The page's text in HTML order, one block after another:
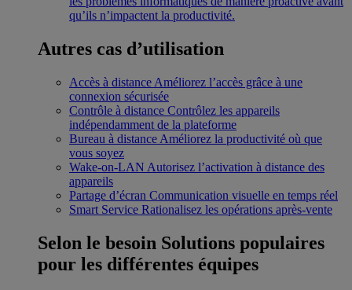
qu’ils n’impactent la productivité.
Autres cas d’utilisation
Accès à distance Améliorez l’accès grâce à une
connexion sécurisée
Contrôle à distance Contrôlez les appareils
indépendamment de la plateforme
Bureau à distance Améliorez la productivité où que
vous soyez
Wake-on-LAN Autorisez l’activation à distance des
appareils
Partage d’écran Communication visuelle en temps réel
Smart Service Rationalisez les opérations après-vente
Selon le besoin Solutions populaires
pour les différentes équipes